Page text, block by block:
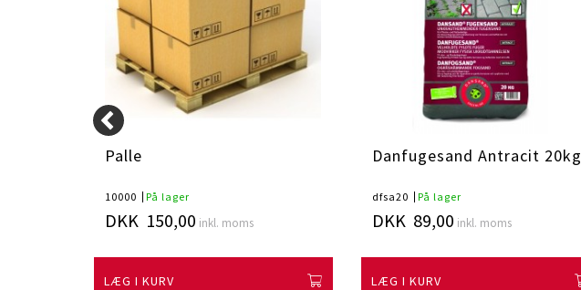
Palle
10000 På lager
DKK 150,00 inkl. moms
LÆG I KURV
Danfugesand Antracit 20kg
dfsa20 På lager
DKK 89,00 inkl. moms
LÆG I KURV